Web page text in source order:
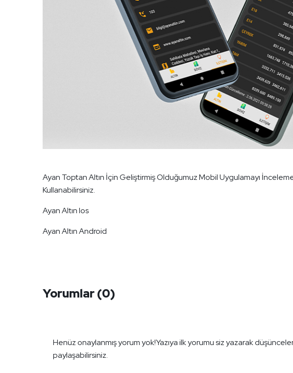
Ayan Toptan Altın İçin Geliştirmiş Olduğumuz Mobil Uygulamayı
Kullanabilirsiniz.
Ayan Altın Ios
Ayan Altın Android
Yorumlar(0)
Henüz onaylanmış yorum yok!Yazıya ilk yorumu siz yazarak
paylaşabilirsiniz.